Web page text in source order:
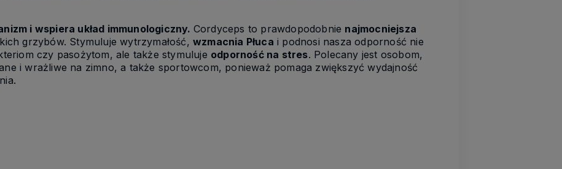
i wspiera układ immunologiczny. Cordyceps to prawdopodobnie najmocniejsza
grzybów. Stymuluje wytrzymałość,wzmacnia Płuca i podnosi nasza odporność nie
czy pasożytom, ale także stymuluje odporność na stres. Polecany jest osobom,
i wrażliwe na zimno, a także sportowcom, ponieważ pomaga zwiększyć wydajność